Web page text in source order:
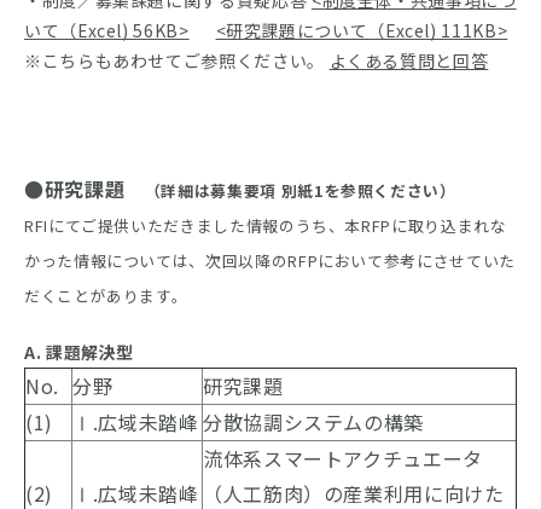
いて（Excel) 56KB>
<研究課題について（Excel) 111KB>
※こちらもあわせてご参照ください。
よくある質問と回答
●研究課題
（詳細は募集要項 別紙1を参照ください）
RFIにてご提供いただきました情報のうち、本RFPに取り込まれな
かった情報については、次回以降のRFPにおいて参考にさせていた
だくことがあります。
A. 課題解決型
No. 分野
研究課題
(1)
Ⅰ.広域未踏峰 分散協調システムの構築
(2) Ⅰ.広域未踏峰
流体系スマートアクチュエータ
（人工筋肉）の産業利用に向けた